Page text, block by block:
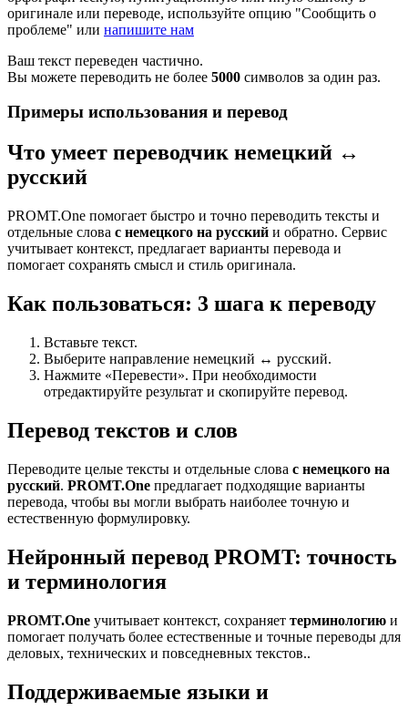
оригинале или переводе, используйте опцию "Сообщить о
проблеме" или напишите нам
Ваш текст переведен частично.
Вы можете переводить не более 5000 символов за один раз.
Примеры использования и перевод
Что умеет переводчик немецкий ↔
русский
PROMT.One помогает быстро и точно переводить тексты и
отдельные слова с немецкого на русский и обратно. Сервис
учитывает контекст, предлагает варианты перевода и
помогает сохранять смысл и стиль оригинала.
Как пользоваться: 3 шага к переводу
Вставьте текст.
Выберите направление немецкий ↔ русский.
Нажмите «Перевести». При необходимости
отредактируйте результат и скопируйте перевод.
Перевод текстов и слов
Переводите целые тексты и отдельные слова с немецкого на
русский. PROMT.One предлагает подходящие варианты
перевода, чтобы вы могли выбрать наиболее точную и
естественную формулировку.
Нейронный перевод PROMT: точность
и терминология
PROMT.One учитывает контекст, сохраняет терминологию и
помогает получать более естественные и точные переводы для
деловых, технических и повседневных текстов..
Поддерживаемые языки и